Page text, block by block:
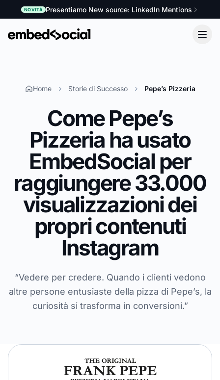
NOVITÀ Presentiamo New source: LinkedIn Mentions
Home Storie di Successo Pepe’s Pizzeria
Come Pepe’s
Pizzeria ha usato
EmbedSocial per
raggiungere 33.000
visualizzazioni dei
propri contenuti
Instagram
“Vedere per credere. Quando i clienti vedono
altre persone entusiaste della pizza di Pepe’s, la
curiosità si trasforma in conversioni.”